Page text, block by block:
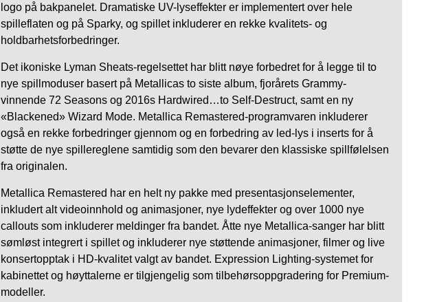
logo på bakpanelet. Dramatiske UV-lyseffekter er implementert over hele
spilleflaten og på Sparky, og spillet inkluderer en rekke kvalitets- og
holdbarhetsforbedringer.
Det ikoniske Lyman Sheats-regelsettet har blitt nøye forbedret for å legge til to
nye spillmoduser basert på Metallicas to siste album, fjorårets Grammy-
vinnende 72 Seasons og 2016s Hardwired…to Self-Destruct, samt en ny
«Blackened» Wizard Mode. Metallica Remastered-programvaren inkluderer
også en rekke forbedringer gjennom og en forbedring av led-lys i inserts for å
støtte de nye spillereglene samtidig som den bevarer den klassiske spillfølelsen
fra originalen.
Metallica Remastered har en helt ny pakke med presentasjonselementer,
inkludert alt videoinnhold og animasjoner, nye lydeffekter og over 1000 nye
callouts som inkluderer meldinger fra bandet. Åtte nye Metallica-sanger har blitt
sømløst integrert i spillet og inkluderer nye støttende animasjoner, filmer og live
konsertopptak i HD-kvalitet valgt av bandet. Expression Lighting-systemet for
kabinettet og høyttalerne er tilgjengelig som tilbehørsoppgradering for Premium-
modeller.